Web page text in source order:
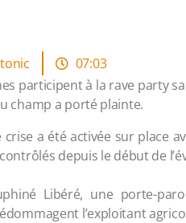
07:03
participent à la rave party
champ a porté plainte.
crise a été activée sur place
depuis le début de
Libéré, une porte-
l’exploitant